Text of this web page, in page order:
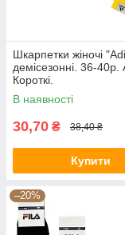
Шкарпетки жіночі
демісезонні. 36-40р.
Короткі.
В наявності
30,70 ₴ 38,40 ₴
Купити
–20%